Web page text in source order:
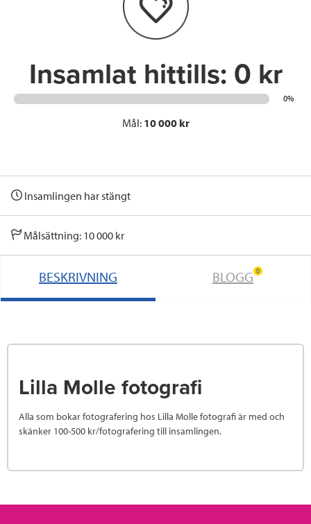
I
n
Insamlat hittills: 0 kr
0%
Mål: 10 000 kr
Insamlingen har stängt
Målsättning: 10 000 kr
BESKRIVNING BLOGG 0
Lilla Molle fotografi
Alla som bokar fotografering hos Lilla Molle fotografi är med och
skänker 100-500 kr/fotografering till insamlingen.